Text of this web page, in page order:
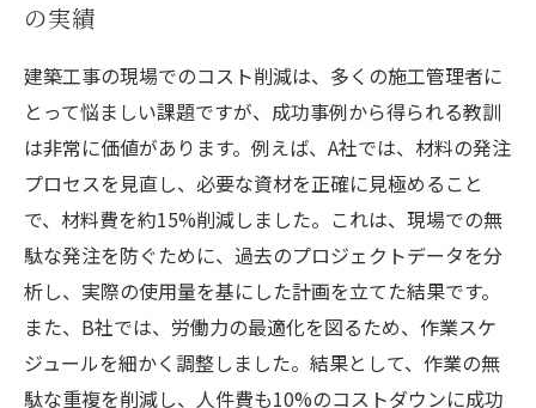
の実績
建築工事の現場でのコスト削減は、多くの施工管理者に
とって悩ましい課題ですが、成功事例から得られる教訓
は非常に価値があります。例えば、A社では、材料の発注
プロセスを見直し、必要な資材を正確に見極めること
で、材料費を約15%削減しました。これは、現場での無
駄な発注を防ぐために、過去のプロジェクトデータを分
析し、実際の使用量を基にした計画を立てた結果です。
また、B社では、労働力の最適化を図るため、作業スケ
ジュールを細かく調整しました。結果として、作業の無
駄な重複を削減し、人件費も10%のコストダウンに成功